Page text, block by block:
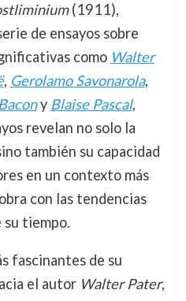
(1911),
de ensayos sobre
como Walter
, Gerolamo Savonarola,
y Blaise Pascal,
revelan no solo la
también su capacidad
en un contexto más
con las tendencias
su tiempo.
fascinantes de su
el autor Walter Pater,